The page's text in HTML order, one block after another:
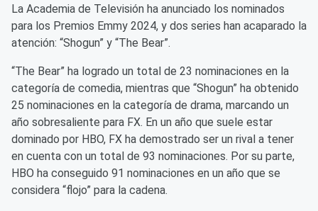
La Academia de Televisión ha anunciado los nominados
para los Premios Emmy 2024, y dos series han acaparado la
atención: “Shogun” y “The Bear”.
“The Bear” ha logrado un total de 23 nominaciones en la
categoría de comedia, mientras que “Shogun” ha obtenido
25 nominaciones en la categoría de drama, marcando un
año sobresaliente para FX. En un año que suele estar
dominado por HBO, FX ha demostrado ser un rival a tener
en cuenta con un total de 93 nominaciones. Por su parte,
HBO ha conseguido 91 nominaciones en un año que se
considera “flojo” para la cadena.